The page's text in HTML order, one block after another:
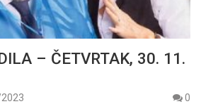
– ČETVRTAK, 30. 11.
0